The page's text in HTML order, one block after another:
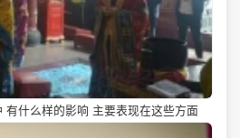
有什么样的影响 主要表现在这些方面